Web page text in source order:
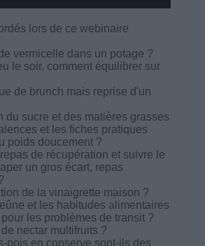
lors de ce webinaire
vermicelle dans un potage ?
le soir, comment équilibrer sur
de brunch mais reprise d'un
du sucre et des matières grasses
et les fiches pratiques
poids doucement ?
de récupération et suivre le
un gros écart, repas
de la vinaigrette maison ?
et les habitudes alimentaires
les problèmes de transit ?
nectar multifruits ?
pois en conserve sont-ils des